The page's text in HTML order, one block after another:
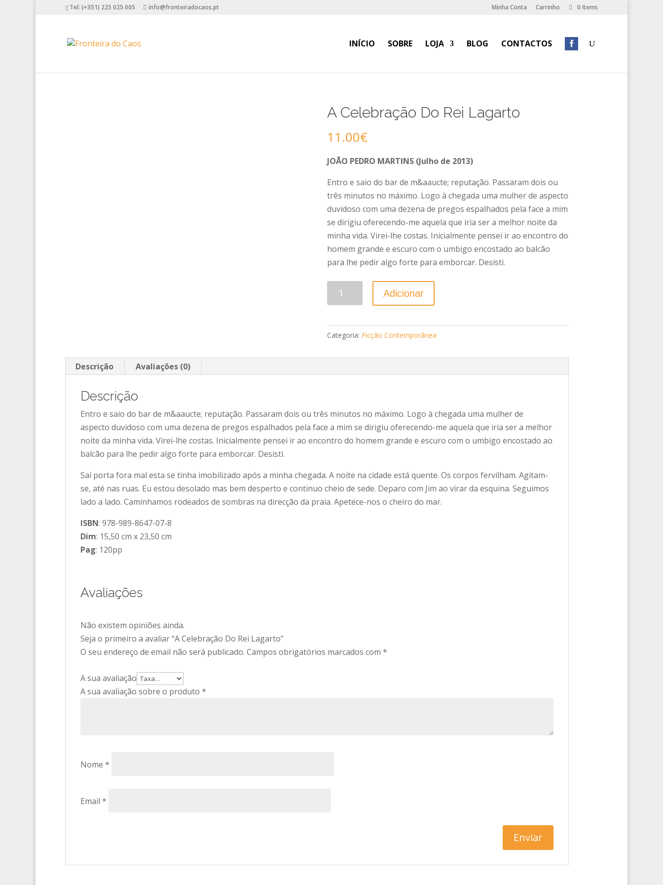
Tel: (+351) 225 025 005 info@fronteiradocaos.pt Minha Conta Carrinho 0 Items
INÍCIO SOBRE LOJA BLOG CONTACTOS
A Celebração Do Rei Lagarto
11.00€
JOÃO PEDRO MARTINS (Julho de 2013)
Entro e saio do bar de m&aaucte; reputação. Passaram dois ou
três minutos no máximo. Logo à chegada uma mulher de aspecto
duvidoso com uma dezena de pregos espalhados pela face a mim
se dirigiu oferecendo-me aquela que iria ser a melhor noite da
minha vida. Virei-lhe costas. Inicialmente pensei ir ao encontro do
homem grande e escuro com o umbigo encostado ao balcão
para lhe pedir algo forte para emborcar. Desisti.
Quantidade
Adicionar
Categoria: Ficção Contemporânea
Descrição Avaliações (0)
Descrição
Entro e saio do bar de m&aaucte; reputação. Passaram dois ou três minutos no máximo. Logo à chegada uma mulher de
aspecto duvidoso com uma dezena de pregos espalhados pela face a mim se dirigiu oferecendo-me aquela que iria ser a melhor
noite da minha vida. Virei-lhe costas. Inicialmente pensei ir ao encontro do homem grande e escuro com o umbigo encostado ao
balcão para lhe pedir algo forte para emborcar. Desisti.
Saí porta fora mal esta se tinha imobilizado após a minha chegada. A noite na cidade está quente. Os corpos fervilham. Agitam-
se, até nas ruas. Eu estou desolado mas bem desperto e continuo cheio de sede. Deparo com Jim ao virar da esquina. Seguimos
lado a lado. Caminhamos rodeados de sombras na direcção da praia. Apetece-nos o cheiro do mar.
ISBN: 978-989-8647-07-8
Dim: 15,50 cm x 23,50 cm
Pag: 120pp
Avaliações
Não existem opiniões ainda.
Seja o primeiro a avaliar “A Celebração Do Rei Lagarto”
O seu endereço de email não será publicado. Campos obrigatórios marcados com *
A sua avaliação
A sua avaliação sobre o produto *
Nome *
Email *